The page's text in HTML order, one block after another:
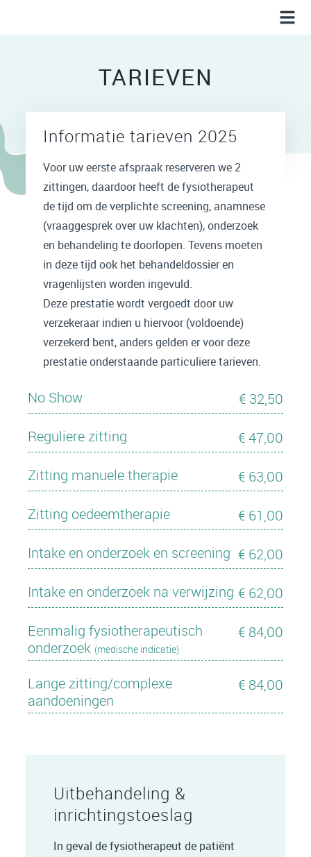
TARIEVEN
Informatie tarieven 2025
Voor uw eerste afspraak reserveren we 2
zittingen, daardoor heeft de fysiotherapeut
de tijd om de verplichte screening, anamnese
(vraaggesprek over uw klachten), onderzoek
en behandeling te doorlopen. Tevens moeten
in deze tijd ook het behandeldossier en
vragenlijsten worden ingevuld.
Deze prestatie wordt vergoedt door uw
verzekeraar indien u hiervoor (voldoende)
verzekerd bent, anders gelden er voor deze
prestatie onderstaande particuliere tarieven.
No Show
€ 32,50
Reguliere zitting
€ 47,00
Zitting manuele therapie
€ 63,00
Zitting oedeemtherapie
€ 61,00
Intake en onderzoek en screening € 62,00
Intake en onderzoek na verwijzing € 62,00
Eenmalig fysiotherapeutisch
onderzoek (medische indicatie)
€ 84,00
Lange zitting/complexe
aandoeningen
€ 84,00
Uitbehandeling &
inrichtingstoeslag
In geval de fysiotherapeut de patiënt